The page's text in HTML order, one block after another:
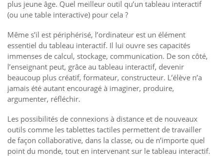
plus jeune âge. Quel meilleur outil qu’un tableau interactif
(ou une table interactive) pour cela ?
Même s’il est périphérisé, l’ordinateur est un élément
essentiel du tableau interactif. Il lui ouvre ses capacités
immenses de calcul, stockage, communication. De son côté,
l’enseignant peut, grâce au tableau interactif, devenir
beaucoup plus créatif, formateur, constructeur. L’élève n’a
jamais été autant encouragé à imaginer, produire,
argumenter, réfléchir.
Les possibilités de connexions à distance et de nouveaux
outils comme les tablettes tactiles permettent de travailler
de façon collaborative, dans la classe, ou de n’importe quel
point du monde, tout en intervenant sur le tableau interactif.